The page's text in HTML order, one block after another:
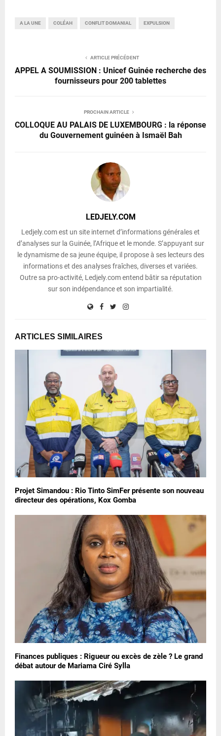
A LA UNE COLÉAH CONFLIT DOMANIAL EXPULSION
ARTICLE PRÉCÉDENT
APPEL A SOUMISSION : Unicef Guinée recherche des
fournisseurs pour 200 tablettes
PROCHAIN ARTICLE
COLLOQUE AU PALAIS DE LUXEMBOURG : la réponse
du Gouvernement guinéen à Ismaël Bah
LEDJELY.COM
Ledjely.com est un site internet d’informations générales et
d’analyses sur la Guinée, l’Afrique et le monde. S’appuyant sur
le dynamisme de sa jeune équipe, il propose à ses lecteurs des
informations et des analyses fraîches, diverses et variées.
Outre sa pro-activité, Ledjely.com entend bâtir sa réputation
sur son indépendance et son impartialité.
ARTICLES SIMILAIRES
Projet Simandou : Rio Tinto SimFer présente son nouveau
directeur des opérations, Kox Gomba
Finances publiques : Rigueur ou excès de zèle ? Le grand
débat autour de Mariama Ciré Sylla